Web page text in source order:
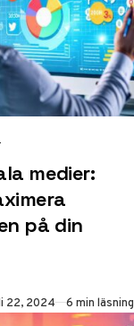
medier:
på din
22, 2024 6 min läsning